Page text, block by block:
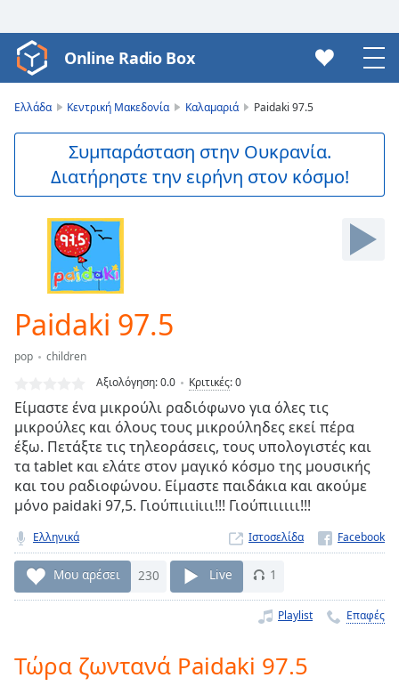
Video
Player
Skip
Current
Loaded:
Stream
TypeLIVE
Seek to
live,
currently
behind
LIVE
Remaining
Time-
1x
Chapters
Online Radio Box
Ελλάδα Κεντρική Μακεδονία Καλαμαριά Paidaki 97.5
Συμπαράσταση στην Ουκρανία.
Διατήρηστε την ειρήνη στον κόσμο!
Paidaki 97.5
pop
children
Αξιολόγηση:0.0 Κριτικές:0
Είμαστε ένα μικρούλι ραδιόφωνο για όλες τις
μικρούλες και όλους τους μικρούληδες εκεί πέρα
έξω. Πετάξτε τις τηλεοράσεις, τους υπολογιστές και
τα tablet και ελάτε στον μαγικό κόσμο της μουσικής
και του ραδιοφώνου. Είμαστε παιδάκια και ακούμε
μόνο paidaki 97,5. Γιούπιιιiιιι!!! Γιούπιιιιιι!!!
Ελληνικά Ιστοσελίδα
Μου αρέσει 230 Live 1
Playlist Επαφές
Τώρα ζωντανά Paidaki 97.5